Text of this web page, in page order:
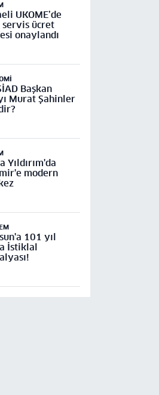
UKOME’de
ücret
onaylandı
Başkan
Murat Şahinler
Yıldırım'da
modern
101 yıl
İstiklal